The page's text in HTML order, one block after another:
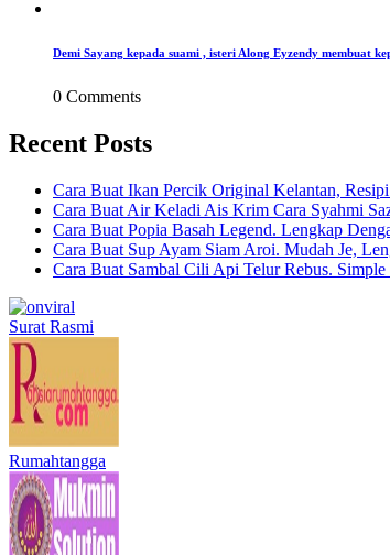
Demi Sayang kepada suami , isteri Along Eyzendy membuat
0 Comments
Recent Posts
Cara Buat Ikan Percik Original Kelantan,
Cara Buat Air Keladi Ais Krim Cara Syahmi
Cara Buat Popia Basah Legend. Lengkap
Cara Buat Sup Ayam Siam Aroi. Mudah Je,
Cara Buat Sambal Cili Api Telur Rebus.
Surat Rasmi
Rumahtangga